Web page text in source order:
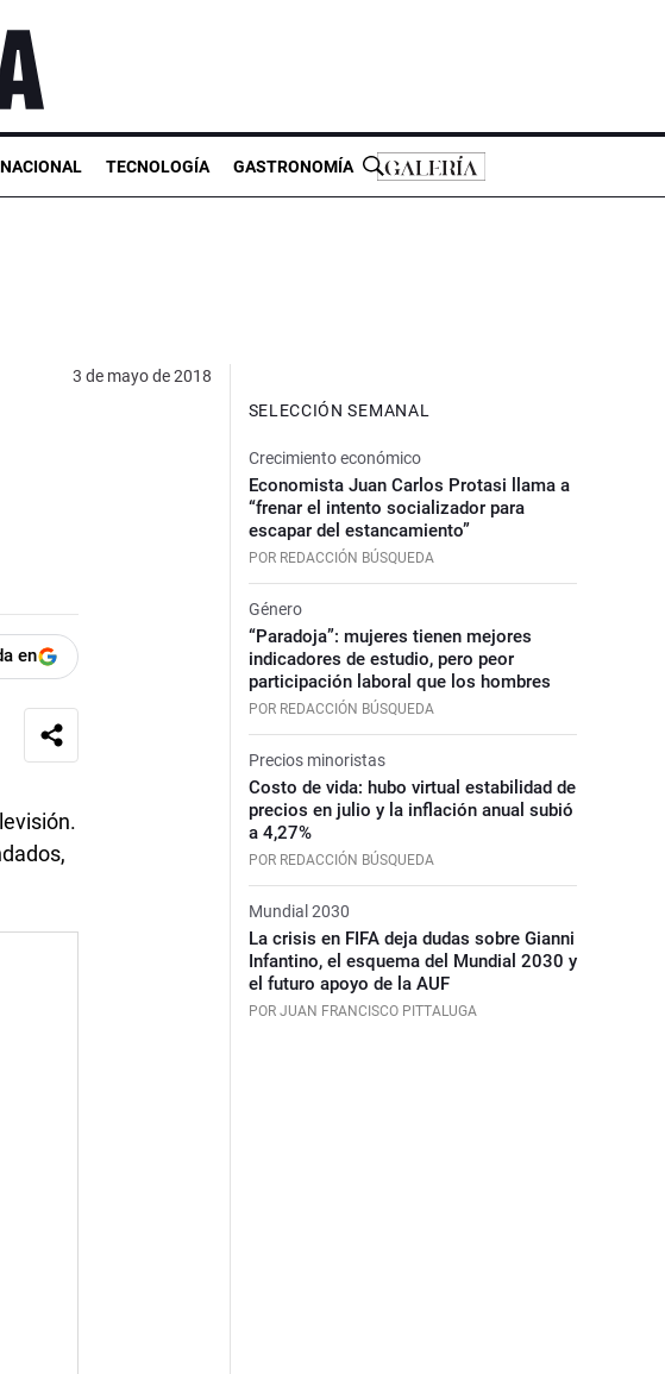
TECNOLOGÍA GASTRONOMÍA
3 de mayo de 2018
en
SELECCIÓN SEMANAL
Crecimiento económico
Economista Juan Carlos Protasi llama a
“frenar el intento socializador para
escapar del estancamiento”
POR REDACCIÓN BÚSQUEDA
Género
“Paradoja”: mujeres tienen mejores
indicadores de estudio, pero peor
participación laboral que los hombres
POR REDACCIÓN BÚSQUEDA
Precios minoristas
Costo de vida: hubo virtual estabilidad de
precios en julio y la inflación anual subió
a 4,27%
POR REDACCIÓN BÚSQUEDA
Mundial 2030
La crisis en FIFA deja dudas sobre Gianni
Infantino, el esquema del Mundial 2030 y
el futuro apoyo de la AUF
POR JUAN FRANCISCO PITTALUGA